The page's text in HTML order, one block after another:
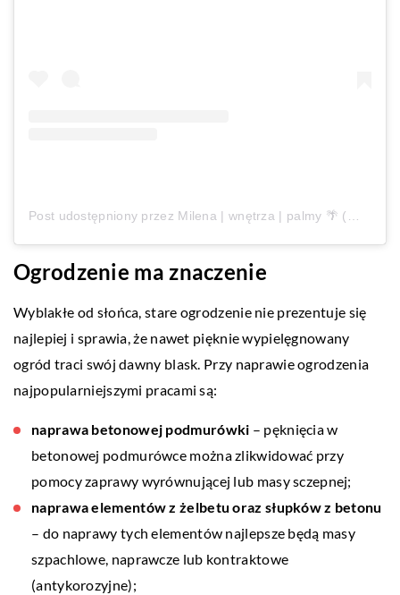
Post udostępniony przez Milena | wnętrza | palmy 🌴 (@cos_w_jej_desen)
Ogrodzenie ma znaczenie
Wyblakłe od słońca, stare ogrodzenie nie prezentuje się
najlepiej i sprawia, że nawet pięknie wypielęgnowany
ogród traci swój dawny blask. Przy naprawie ogrodzenia
najpopularniejszymi pracami są:
naprawa betonowej podmurówki – pęknięcia w
betonowej podmurówce można zlikwidować przy
pomocy zaprawy wyrównującej lub masy sczepnej;
naprawa elementów z żelbetu oraz słupków z betonu
– do naprawy tych elementów najlepsze będą masy
szpachlowe, naprawcze lub kontraktowe
(antykorozyjne);